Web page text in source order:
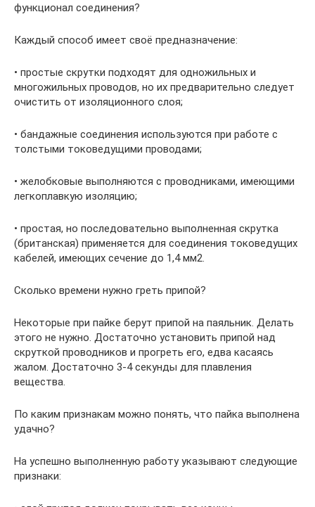
функционал соединения?
Каждый способ имеет своё предназначение:
• простые скрутки подходят для одножильных и
многожильных проводов, но их предварительно следует
очистить от изоляционного слоя;
• бандажные соединения используются при работе с
толстыми токоведущими проводами;
• желобковые выполняются с проводниками, имеющими
легкоплавкую изоляцию;
• простая, но последовательно выполненная скрутка
(британская) применяется для соединения токоведущих
кабелей, имеющих сечение до 1,4 мм2.
Сколько времени нужно греть припой?
Некоторые при пайке берут припой на паяльник. Делать
этого не нужно. Достаточно установить припой над
скруткой проводников и прогреть его, едва касаясь
жалом. Достаточно 3-4 секунды для плавления
вещества.
По каким признакам можно понять, что пайка выполнена
удачно?
На успешно выполненную работу указывают следующие
признаки: